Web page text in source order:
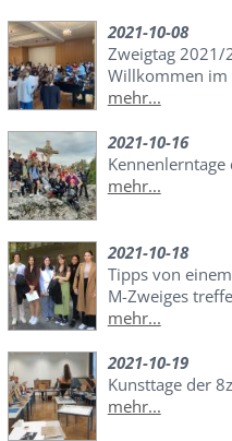
2021-10-08
Zweigtag 2021/
Willkommen im
mehr...
2021-10-16
Kennenlerntage
mehr...
2021-10-18
Tipps von
M-Zweiges
mehr...
2021-10-19
Kunsttage der 8z
mehr...